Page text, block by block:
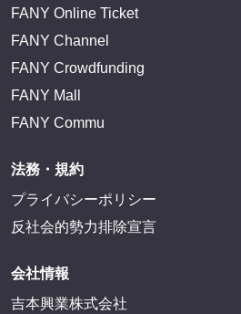
FANY Online Ticket
FANY Channel
FANY Crowdfunding
FANY Mall
FANY Commu
法務・規約
プライバシーポリシー
反社会的勢力排除宣言
会社情報
吉本興業株式会社